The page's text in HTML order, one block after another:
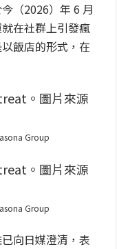
（2026）年 6 月
在社群上引發瘋
飯店的形式，在
Group
Group
向日媒澄清，表